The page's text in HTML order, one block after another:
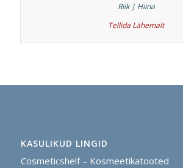
Riik | Hiina
Tellida Lähemalt
KASULIKUD LINGID
Cosmeticshelf – Kosmeetikatooted